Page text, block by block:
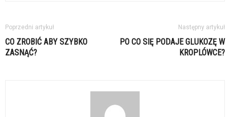
Poprzedni artykuł
CO ZROBIĆ ABY SZYBKO
ZASNĄĆ?
Następny artykuł
PO CO SIĘ PODAJE GLUKOZĘ W
KROPLÓWCE?